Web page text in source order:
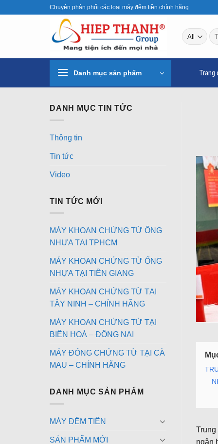
Chuyên phân phối các loại máy đếm tiền chính hãng
Tìm
Danh mục sản phẩm Trang
DANH MỤC TIN TỨC
Thông tin
Tin tức
Video
TIN TỨC MỚI
MÁY KHOAN CHỨNG TỪ ỐNG
NHỰA TẠI TPHCM
MÁY KHOAN CHỨNG TỪ ỐNG
NHỰA TẠI TIỀN GIANG
MÁY KHOAN CHỨNG TỪ TẠI
TÂY NINH – CHÍNH HÃNG
MÁY KHOAN CHỨNG TỪ TẠI
BIÊN HOÀ – ĐỒNG NAI
MÁY ĐÓNG CHỨNG TỪ TẠI CÀ
MAU – CHÍNH HÃNG
DANH MỤC SẢN PHẨM
MÁY ĐẾM TIỀN
SẢN PHẨM MỚI
Trung
ngân